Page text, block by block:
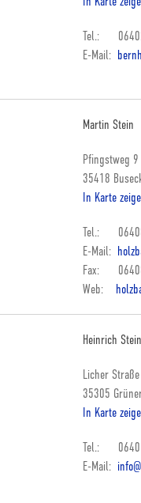
Tel.:
E-Mail:
Martin Stein
Pfingstweg 9
35418
In Karte
Tel.:
E-Mail:
Fax:
Web:
Heinrich
Licher
35305
In Karte
Tel.:
E-Mail: